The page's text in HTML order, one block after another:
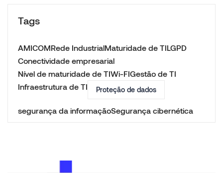
Tags
AMICOMRede IndustrialMaturidade de TILGPD
Conectividade empresarial
Nível de maturidade de TIWi-FIGestão de TI
Infraestrutura de TI
Proteção de dados
segurança da informaçãoSegurança cibernética